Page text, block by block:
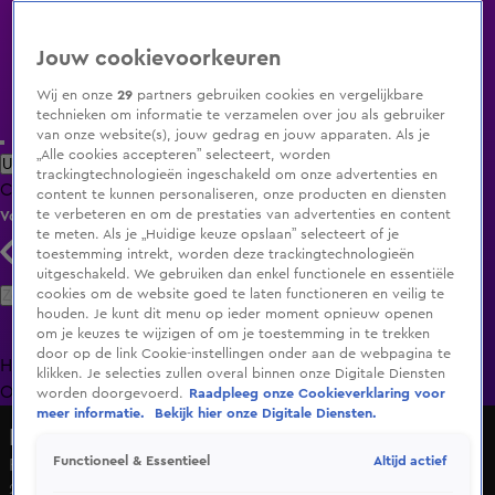
Uitzending Gemist Populaire programma's Zenders Genres
ClipsFilmsRadioSmart TV inlogShop
Volg KIJK
Zoeken
HomeUitzending Gemist Programma's De Bondgenoten
OranjezomerLivestreamsShop
Roy en Ivo: 'Welkom op de vrijmarkt!' in Spanje
27 mrt 2025, 11:53
Jouw cookievoorkeuren
Wij en onze29 partners gebruiken cookies en vergelijkbare
technieken om informatie te verzamelen over jou als gebruiker
van onze website(s), jouw gedrag en jouw apparaten. Als je
„Alle cookies accepteren” selecteert, worden
trackingtechnologieën ingeschakeld om onze advertenties en
content te kunnen personaliseren, onze producten en diensten
te verbeteren en om de prestaties van advertenties en content
te meten. Als je „Huidige keuze opslaan” selecteert of je
toestemming intrekt, worden deze trackingtechnologieën
uitgeschakeld. We gebruiken dan enkel functionele en essentiële
cookies om de website goed te laten functioneren en veilig te
houden. Je kunt dit menu op ieder moment opnieuw openen
om je keuzes te wijzigen of om je toestemming in te trekken
door op de link Cookie-instellingen onder aan de webpagina te
klikken. Je selecties zullen overal binnen onze Digitale Diensten
worden doorgevoerd.
Raadpleeg onze Cookieverklaring voor
meer informatie.
Bekijk hier onze Digitale Diensten.
Functioneel & Essentieel Altijd actief